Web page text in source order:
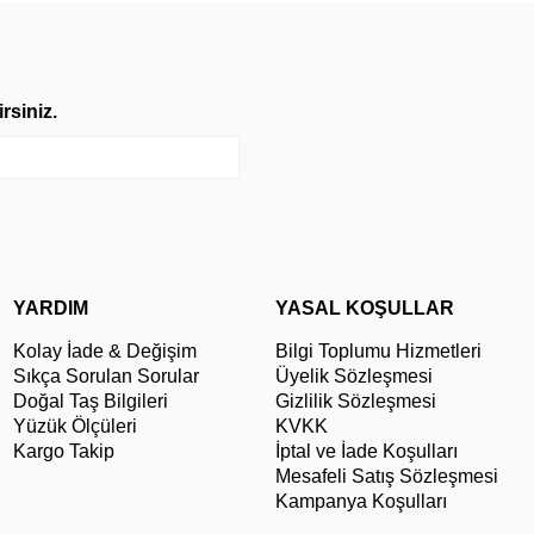
YARDIM
Kolay İade & Değişim
Sıkça Sorulan Sorular
Doğal Taş Bilgileri
Yüzük Ölçüleri
Kargo Takip
YASAL KOŞULLAR
Bilgi Toplumu Hizmetleri
Üyelik Sözleşmesi
Gizlilik Sözleşmesi
KVKK
İptal ve İade Koşulları
Mesafeli Satış Sözleşmesi
Kampanya Koşulları